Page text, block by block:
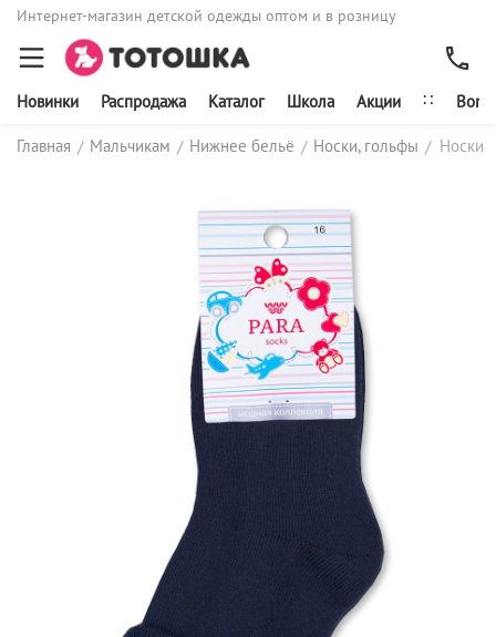
Интернет-магазин детской одежды оптом и в розницу
Новинки Распродажа Каталог Школа Акции ∷
Главная / Мальчикам / Нижнее бельё / Носки, гольфы / Носки